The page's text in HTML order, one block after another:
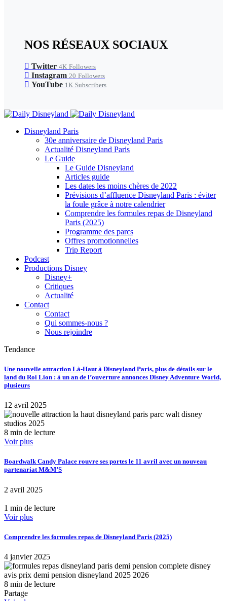
NOS RÉSEAUX SOCIAUX
Twitter 4K Followers
Instagram 20 Followers
YouTube 1K Subscribers
Disneyland Paris
30e anniversaire de Disneyland Paris
Actualité Disneyland Paris
Le Guide
Le Guide Disneyland
Articles guide
Les dates les moins chères de 2022
Prévisions d’affluence Disneyland Paris : éviter
la foule grâce à notre calendrier
Comprendre les formules repas de Disneyland
Paris (2025)
Programme des parcs
Offres promotionnelles
Trip Report
Podcast
Productions Disney
Disney+
Critiques
Actualité
Contact
Contact
Qui sommes-nous ?
Nous rejoindre
Tendance
Une nouvelle attraction Là-Haut à Disneyland Paris, plus de détails sur le
land du Roi Lion : à un an de l’ouverture annonces Disney Adventure World,
plusieurs
12 avril 2025
8 min de lecture
Voir plus
Boardwalk Candy Palace rouvre ses portes le 11 avril avec un nouveau
partenariat M&M’S
2 avril 2025
1 min de lecture
Voir plus
Comprendre les formules repas de Disneyland Paris (2025)
4 janvier 2025
8 min de lecture
Partage